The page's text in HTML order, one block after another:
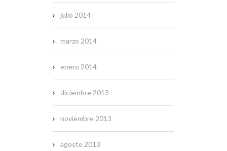
julio 2014
marzo 2014
enero 2014
diciembre 2013
noviembre 2013
agosto 2013